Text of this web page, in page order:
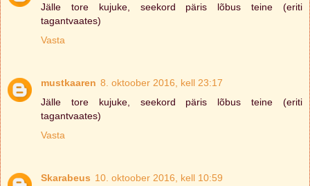
Jälle tore kujuke, seekord päris lõbus teine (eriti
tagantvaates)
Vasta
mustkaaren 8. oktoober 2016, kell 23:17
Jälle tore kujuke, seekord päris lõbus teine (eriti
tagantvaates)
Vasta
Skarabeus 10. oktoober 2016, kell 10:59